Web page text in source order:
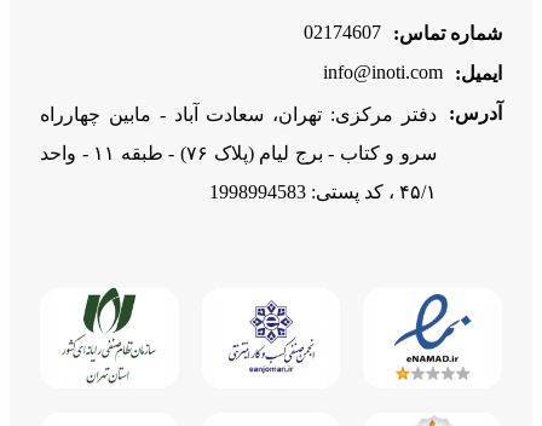
شماره تماس:
02174607
ایمیل:
info@inoti.com
آدرس:
دفتر مرکزی: تهران، سعادت آباد - مابین چهارراه
سرو و کتاب - برج لیام (پلاک ۷۶) - طبقه ۱۱ - واحد
۴۵/۱ ، کد پستی: 1998994583